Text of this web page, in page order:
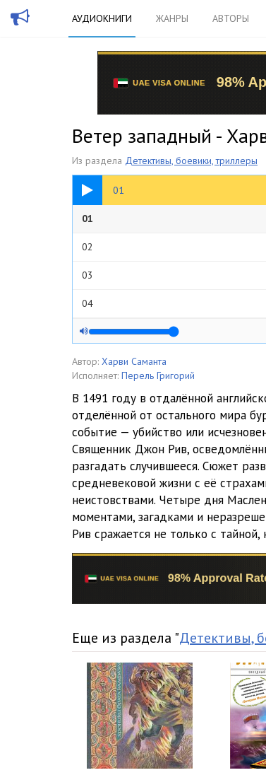
АУДИОКНИГИ ЖАНРЫ АВТОРЫ
Ветер западный -
Из раздела Детективы, боевики, триллеры
01
28:09
01
02
03
04
05
06
08
09
10
11
12
13
14
16
17
18
19
20
Автор: Харви Саманта
Исполняет: Перель Григорий
В 1491 году в отдалённой
отделённой от остального мира
событие — убийство или
Священник Джон Рив,
разгадать случившееся. Сюжет
средневековой жизни с её
неистовствами. Четыре дня
моментами, загадками и
Рив сражается не только с
Еще из раздела "Детективы,